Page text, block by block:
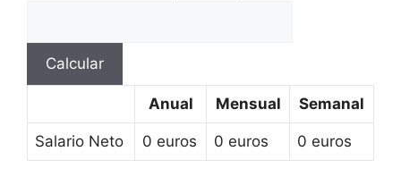
Calcular
Anual Mensual Semanal
Salario Neto 0 euros 0 euros 0 euros